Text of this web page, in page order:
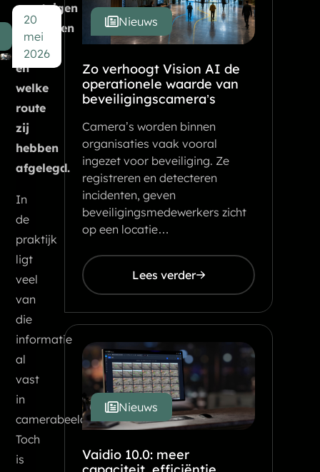
20
mei
2026
voertuigen
betrokken
zijn
en
welke
route
zij
hebben
afgelegd.
In
de
praktijk
ligt
veel
van
die
informatie
al
vast
in
camerabeelden.
Toch
is
Zo verhoogt Vision AI de
operationele waarde van
beveiligingscamera’s
Camera’s worden binnen
organisaties vaak vooral
ingezet voor beveiliging. Ze
registreren en detecteren
incidenten, geven
beveiligingsmedewerkers zicht
op een locatie…
Lees verder
Nieuws
Vaidio 10.0: meer
Nieuws